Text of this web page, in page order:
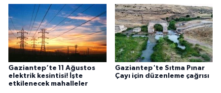
Gaziantep’te 11 Ağustos
elektrik kesintisi! İşte
etkilenecek mahalleler
Gaziantep'te Sıtma Pınar
Çayı için düzenleme çağrısı